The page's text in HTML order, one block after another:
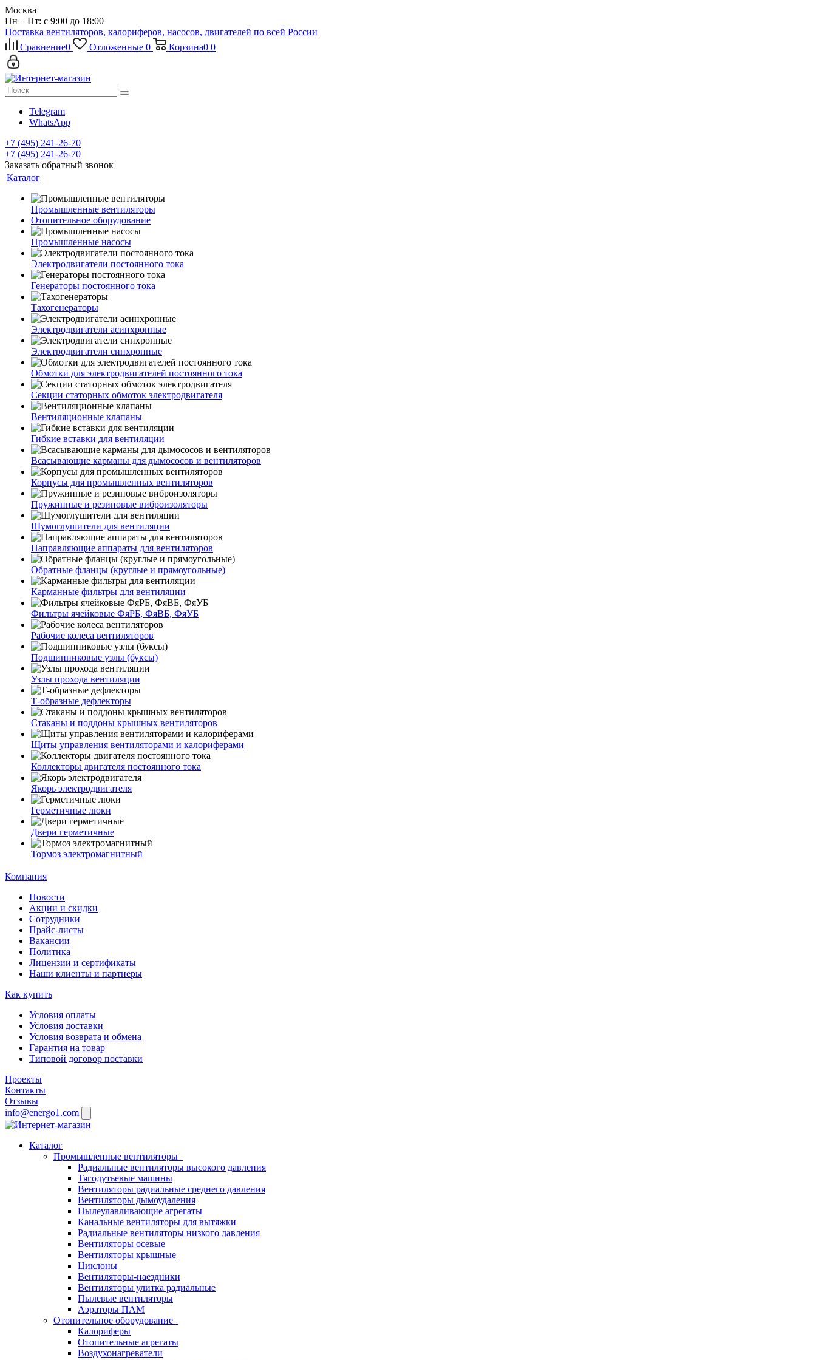
Москва
Пн – Пт: с 9:00 до 18:00
Поставка вентиляторов, калориферов, насосов, двигателей по всей России
Сравнение0 Отложенные 0 Корзина0 0
Telegram
WhatsApp
+7 (495) 241-26-70
+7 (495) 241-26-70
Заказать обратный звонок
Каталог
Промышленные вентиляторы
Отопительное оборудование
Промышленные насосы
Электродвигатели постоянного тока
Генераторы постоянного тока
Тахогенераторы
Электродвигатели асинхронные
Электродвигатели синхронные
Обмотки для электродвигателей постоянного тока
Секции статорных обмоток электродвигателя
Вентиляционные клапаны
Гибкие вставки для вентиляции
Всасывающие карманы для дымососов и вентиляторов
Корпусы для промышленных вентиляторов
Пружинные и резиновые виброизоляторы
Шумоглушители для вентиляции
Направляющие аппараты для вентиляторов
Обратные фланцы (круглые и прямоугольные)
Карманные фильтры для вентиляции
Фильтры ячейковые ФяРБ, ФяВБ, ФяУБ
Рабочие колеса вентиляторов
Подшипниковые узлы (буксы)
Узлы прохода вентиляции
Т-образные дефлекторы
Стаканы и поддоны крышных вентиляторов
Щиты управления вентиляторами и калориферами
Коллекторы двигателя постоянного тока
Якорь электродвигателя
Герметичные люки
Двери герметичные
Тормоз электромагнитный
Компания
Новости
Акции и скидки
Сотрудники
Прайс-листы
Вакансии
Политика
Лицензии и сертификаты
Наши клиенты и партнеры
Как купить
Условия оплаты
Условия доставки
Условия возврата и обмена
Гарантия на товар
Типовой договор поставки
Проекты
Контакты
Отзывы
info@energo1.com
Каталог
Промышленные вентиляторы
Радиальные вентиляторы высокого давления
Тягодутьевые машины
Вентиляторы радиальные среднего давления
Вентиляторы дымоудаления
Пылеулавливающие агрегаты
Канальные вентиляторы для вытяжки
Радиальные вентиляторы низкого давления
Вентиляторы осевые
Вентиляторы крышные
Циклоны
Вентиляторы-наездники
Вентиляторы улитка радиальные
Пылевые вентиляторы
Аэраторы ПАМ
Отопительное оборудование
Калориферы
Отопительные агрегаты
Воздухонагреватели